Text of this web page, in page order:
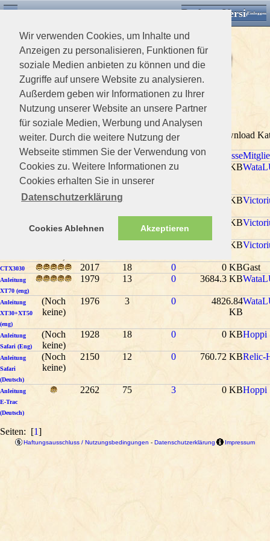
Wir verwenden Cookies, um Inhalte und
Anzeigen zu personalisieren, Funktionen für
soziale Medien anbieten zu können und die
Zugriffe auf unsere Website zu analysieren.
Außerdem geben wir Informationen zu Ihrer
Nutzung unserer Website an unsere Partner
für soziale Medien, Werbung und Analysen
weiter. Durch die weitere Nutzung der
Webseite stimmen Sie der Verwendung von
Cookies zu. Weitere Informationen zu
Cookies erhalten Sie in unserer
Datenschutzerklärung
Cookies Ablehnen Akzeptieren
Desktop VersionEinloggen
Downloads Home Minelab
xxx3Minelab ( )
xxxDescription0 Mitglieder und 1 Gast betrachten diese Download
BewertungAufrufeDownloadsKommentareDateigrösse
Musketeer
Advantage
(Noch
keine)
1952 5 0 947.95 KB
Minelab E-
(Noch
1950 0 KB
keine)
0 KB
0 KB
CTX3030 2017 18 0 0 KBGast
Anleitung
XT70 (eng)
1979 13 0 3684.3 KB
Anleitung
XT30+XT50
(eng)
(Noch
keine)
1976 3 0
4826.84
KB
Anleitung
Safari (Eng)
(Noch
keine)
1928 18 0 0 KBHoppi
Anleitung
Safari
(Deutsch)
(Noch
keine)
2150 12 0 760.72 KBRelic-
Anleitung
E-Trac
(Deutsch)
2262 75 3 0 KBHoppi
Seiten: [1]
Haftungsausschluss / Nutzungsbedingungen - Datenschutzerklärung Impressum